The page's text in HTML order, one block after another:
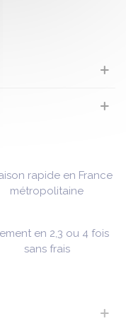
rapide en France
métropolitaine
en 2,3 ou 4 fois
sans frais